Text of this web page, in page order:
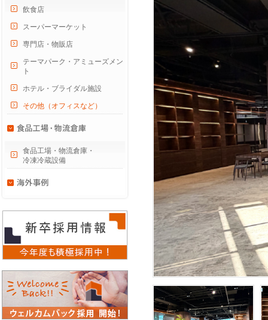
飲食店
スーパーマーケット
専門店・物販店
テーマパーク・アミューズメン
ト
ホテル・ブライダル施設
その他（オフィスなど）
食品工場・物流倉庫・
冷凍冷蔵設備